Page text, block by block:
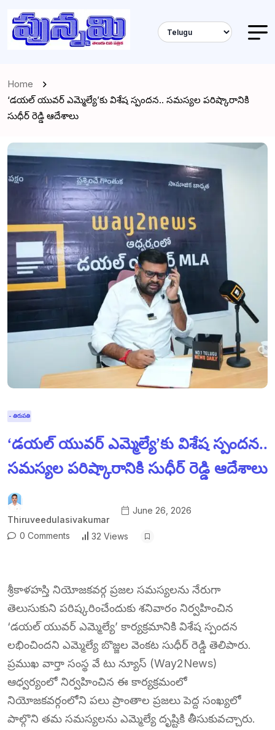
Home
‘డయల్ యువర్ ఎమ్మెల్యే’కు విశేష స్పందన.. సమస్యల పరిష్కారానికి
సుధీర్ రెడ్డి ఆదేశాలు
- తిరుపతి
‘డయల్ యువర్ ఎమ్మెల్యే’కు విశేష స్పందన..
సమస్యల పరిష్కారానికి సుధీర్ రెడ్డి ఆదేశాలు
Thiruveedulasivakumar
June 26, 2026
0 Comments 32 Views
శ్రీకాళహస్తి నియోజకవర్గ ప్రజల సమస్యలను నేరుగా
తెలుసుకుని పరిష్కరించేందుకు శనివారం నిర్వహించిన
‘డయల్ యువర్ ఎమ్మెల్యే’ కార్యక్రమానికి విశేష స్పందన
లభించిందని ఎమ్మెల్యే బొజ్జల వెంకట సుధీర్ రెడ్డి తెలిపారు.
ప్రముఖ వార్తా సంస్థ వే టు న్యూస్ (Way2News)
ఆధ్వర్యంలో నిర్వహించిన ఈ కార్యక్రమంలో
నియోజకవర్గంలోని పలు ప్రాంతాల ప్రజలు పెద్ద సంఖ్యలో
పాల్గొని తమ సమస్యలను ఎమ్మెల్యే దృష్టికి తీసుకువచ్చారు.